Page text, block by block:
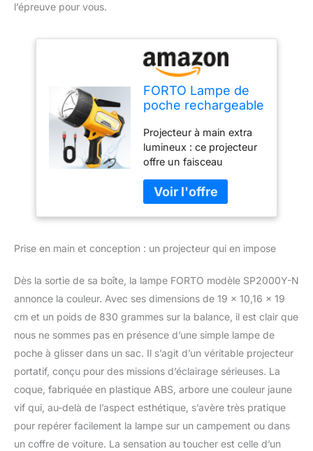
l’épreuve pour vous.
FORTO Lampe de
poche rechargeable
support pliable, 6
modes d'éclairage
IPX7 LED étanche
pour extérieur,
navigation, chasse,
camping,
randonnée (jaune)
Projecteur à main extra
lumineux : ce projecteur
offre un faisceau
et longue portée avec
une puissance de 2000
lumens, parfait pour
surfaces. Elle est équipée
durée de 4400 mAh pour
vous assurer que vous
d'électricité lors d'une
utilisation prolongée. 6
modes d'éclairage : avec
6 modes d'éclairage
élevé, faible, inondation,
urgence rouge, urgence
élevée + rouge et réglage
d'urgence faible + rouge,
Prise en main et conception : un projecteur qui en impose
Dès la sortie de sa boîte, la lampe FORTO modèle SP2000Y-N
annonce la couleur. Avec ses dimensions de 19 x 10,16 x 19
cm et un poids de 830 grammes sur la balance, il est clair que
nous ne sommes pas en présence d’une simple lampe de
poche à glisser dans un sac. Il s’agit d’un véritable projecteur
portatif, conçu pour des missions d’éclairage sérieuses. La
coque, fabriquée en plastique ABS, arbore une couleur jaune
vif qui, au-delà de l’aspect esthétique, s’avère très pratique
pour repérer facilement la lampe sur un campement ou dans
un coffre de voiture. La sensation au toucher est celle d’un